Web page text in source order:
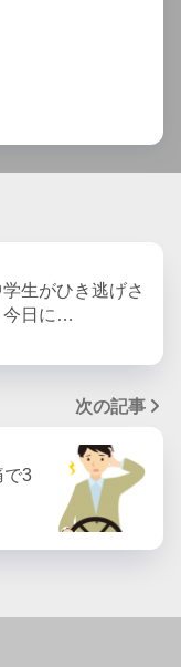
生がひき逃げさ
今日に…
次の記事
で3